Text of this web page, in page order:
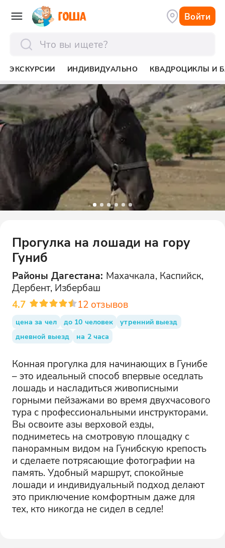
Войти
ЭКСКУРСИИ ИНДИВИДУАЛЬНО КВАДРОЦИКЛЫ И
Прогулка на лошади на гору
Гуниб
Районы Дагестана: Махачкала, Каспийск,
Дербент, Избербаш
4.7
12 отзывов
цена за чел до 10 человек
утренний выезд
дневной выезд
на 2 часа
Конная прогулка для начинающих в Гунибе
– это идеальный способ впервые оседлать
лошадь и насладиться живописными
горными пейзажами во время двухчасового
тура с профессиональными инструкторами.
Вы освоите азы верховой езды,
подниметесь на смотровую площадку с
панорамным видом на Гунибскую крепость
и сделаете потрясающие фотографии на
память. Удобный маршрут, спокойные
лошади и индивидуальный подход делают
это приключение комфортным даже для
тех, кто никогда не сидел в седле!